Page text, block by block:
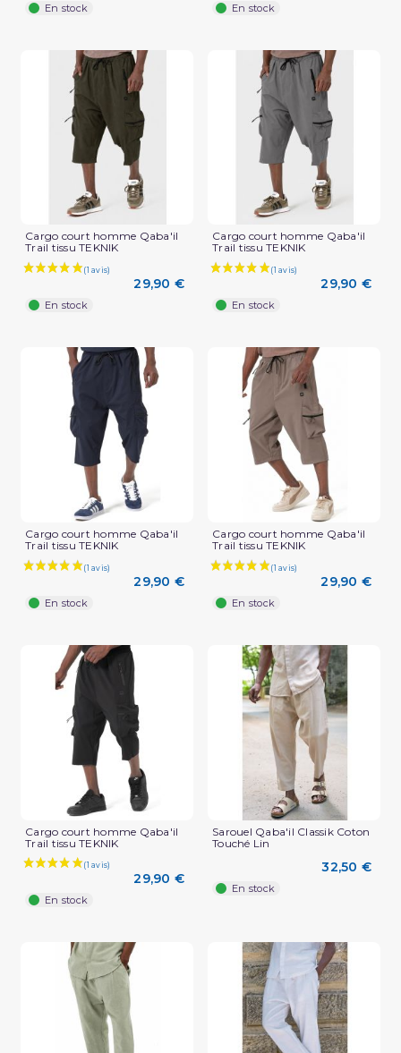
(2 avis)
En stock En stock
Cargo court homme Qaba'il
Trail tissu TEKNIK
29,90 €
En stock
Cargo court homme Qaba'il
Trail tissu TEKNIK
29,90 €
En stock
Cargo court homme Qaba'il
Trail tissu TEKNIK
29,90 €
En stock
Cargo court homme Qaba'il
Trail tissu TEKNIK
29,90 €
En stock
Cargo court homme Qaba'il
Trail tissu TEKNIK
29,90 €
En stock
Sarouel Qaba'il Classik Coton
Touché Lin
32,50 €
En stock